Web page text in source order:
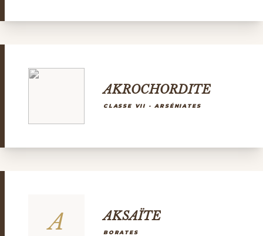
AKROCHORDITE
CLASSE VII - ARSÉNIATES
A AKSAÏTE
BORATES